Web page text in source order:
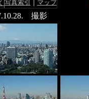
写真索引 ｜ マップ
撮影